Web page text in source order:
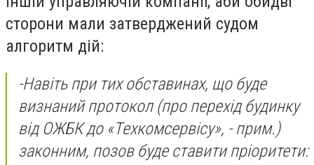
сторони мали затверджений судом
алгоритм дій:
-Навіть при тих обставинах, що буде
визнаний протокол(про перехід будинку
від ОЖБК до «Техкомсервісу», - прим.)
законним, позов буде ставити пріоритети: